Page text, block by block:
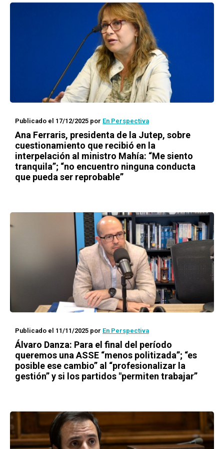
Publicado el 17/12/2025 por En Perspectiva
Ana Ferraris, presidenta de la Jutep, sobre
cuestionamiento que recibió en la
interpelación al ministro Mahía: “Me siento
tranquila”; “no encuentro ninguna conducta
que pueda ser reprobable”
Publicado el 11/11/2025 por En Perspectiva
Álvaro Danza: Para el final del período
queremos una ASSE “menos politizada”; “es
posible ese cambio” al “profesionalizar la
gestión” y si los partidos "permiten trabajar”